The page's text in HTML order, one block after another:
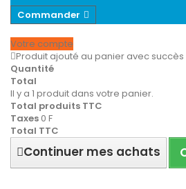
Commander
Votre compte
Produit ajouté au panier avec succès
Quantité
Total
Il y a 1 produit dans votre panier.
Total produits TTC
Taxes 0 F
Total TTC
Continuer mes achats